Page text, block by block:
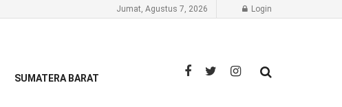
Jumat, Agustus 7, 2026 Login
SUMATERA BARAT